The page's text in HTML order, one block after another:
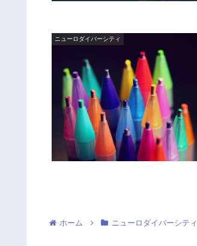
ニューロダイバーシティ
ホーム ニューロダイバーシティ